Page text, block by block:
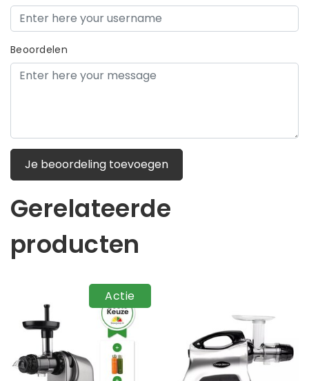
Beoordelen
Je beoordeling toevoegen
Gerelateerde
producten
Actie